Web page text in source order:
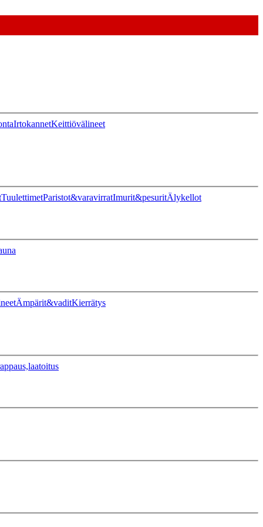
IrtokannetKeittiövälineet
TuulettimetParistot&varavirratImurit&pesuritÄlykellot
Ämpärit&vaditKierrätys